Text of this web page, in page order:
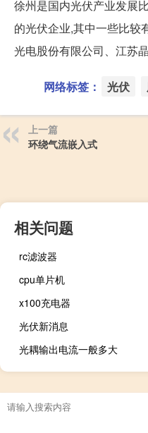
徐州是国内光伏产业发展
的光伏企业,其中一些比较
光电股份有限公司、江苏
网络标签： 光伏
上一篇
环绕气流嵌入式
相关问题
rc滤波器
cpu单片机
x100充电器
光伏新消息
光耦输出电流一般多大